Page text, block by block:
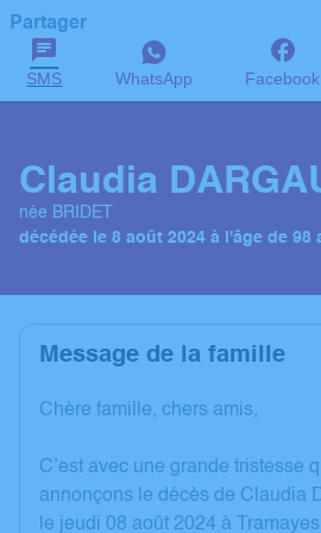
Partager
SMS WhatsApp Facebook
Claudia
née BRIDET
décédée le 8 août 2024 à l'âge de 98
Message de la famille
Chère famille, chers amis,
C’est avec une grande tristesse
annonçons le décès de Claudia
le jeudi 08 août 2024 à